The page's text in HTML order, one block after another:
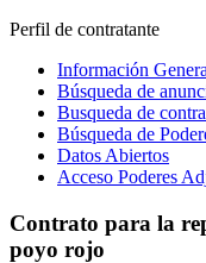
Perfil de contratante
Información
Búsqueda de
Busqueda de
Búsqueda de
Datos Abiertos
Acceso Poderes
Contrato para la
poyo rojo